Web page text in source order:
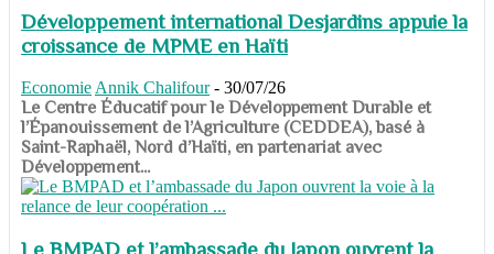
Développement international Desjardins appuie la
croissance de MPME en Haïti
Economie Annik Chalifour - 30/07/26
​​​​​​​Le Centre Éducatif pour le Développement Durable et
l’Épanouissement de l’Agriculture (CEDDEA), basé à
Saint-Raphaël, Nord d’Haïti, en partenariat avec
Développement...
Le BMPAD et l’ambassade du Japon ouvrent la